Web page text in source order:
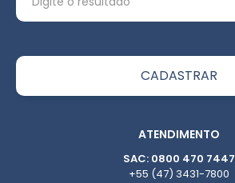
ATENDIMENTO
SAC: 0800 470 7447
+55 (47) 3431-7800